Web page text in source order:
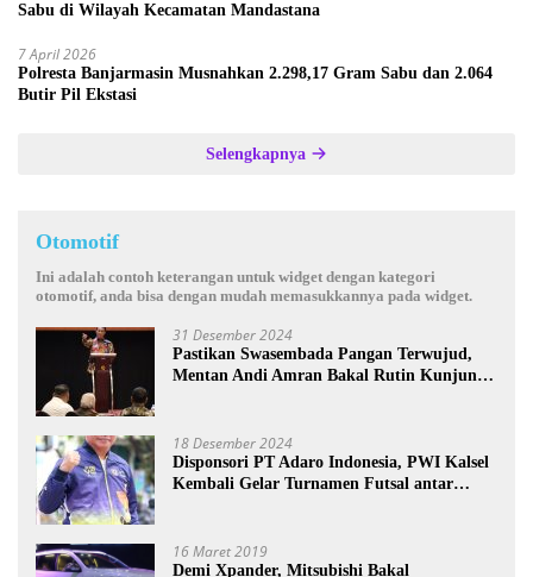
Sabu di Wilayah Kecamatan Mandastana
7 April 2026
Polresta Banjarmasin Musnahkan 2.298,17 Gram Sabu dan 2.064
Butir Pil Ekstasi
Selengkapnya
Otomotif
Ini adalah contoh keterangan untuk widget dengan kategori
otomotif, anda bisa dengan mudah memasukkannya pada widget.
31 Desember 2024
Pastikan Swasembada Pangan Terwujud,
Mentan Andi Amran Bakal Rutin Kunjungi
18 Desember 2024
Disponsori PT Adaro Indonesia, PWI Kalsel
Kembali Gelar Turnamen Futsal antar
16 Maret 2019
Demi Xpander, Mitsubishi Bakal